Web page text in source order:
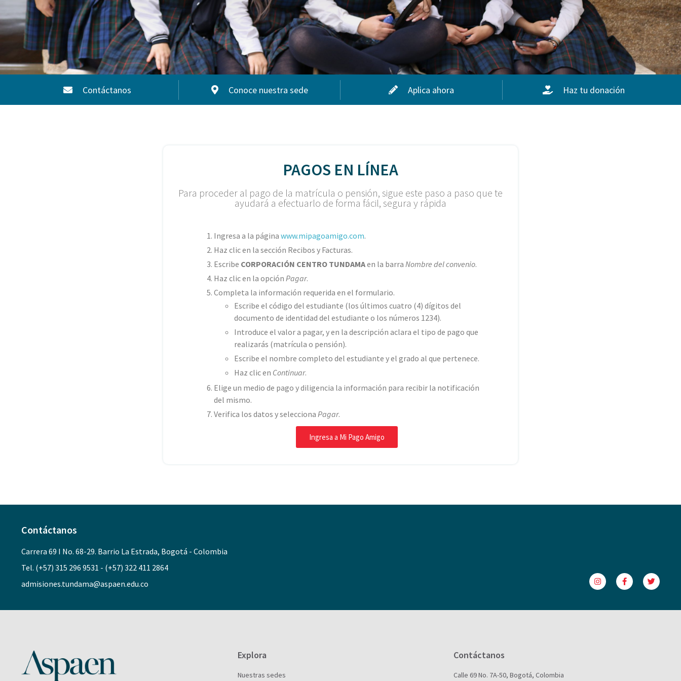
Contáctanos Conoce nuestra sede Aplica ahora Haz tu donación
PAGOS EN LÍNEA
Para proceder al pago de la matrícula o pensión, sigue este paso a paso que te
ayudará a efectuarlo de forma fácil, segura y rápida
Ingresa a la página www.mipagoamigo.com.
Haz clic en la sección Recibos y Facturas.
Escribe CORPORACIÓN CENTRO TUNDAMAen la barra Nombre del convenio.
Haz clic en la opción Pagar.
Completa la información requerida en el formulario.
Escribe el código del estudiante (los últimos cuatro (4) dígitos del
documento de identidad del estudiante o los números 1234).
Introduce el valor a pagar, y en la descripción aclara el tipo de pago que
realizarás (matrícula o pensión).
Escribe el nombre completo del estudiante y el grado al que pertenece.
Haz clic en Continuar.
Elige un medio de pago y diligencia la información para recibir la notificación
del mismo.
Verifica los datos y selecciona Pagar.
Ingresa a Mi Pago Amigo
Contáctanos
Carrera 69 I No. 68-29. Barrio La Estrada, Bogotá - Colombia
Tel. (+57) 315 296 9531 - (+57) 322 411 2864
admisiones.tundama@aspaen.edu.co
Explora
Nuestras sedes
Contáctanos
Calle 69 No. 7A-50, Bogotá, Colombia